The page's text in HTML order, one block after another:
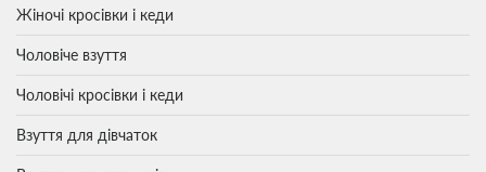
Жіночі кросівки і кеди
Чоловіче взуття
Чоловічі кросівки і кеди
Взуття для дівчаток